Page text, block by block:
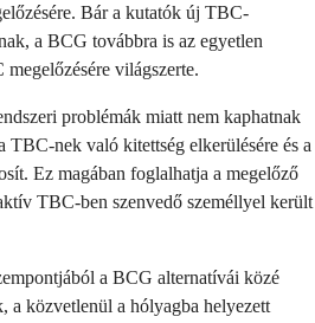
Bár a kutatók új TBC-
a BCG továbbra is az egyetlen
világszerte.
problémák miatt nem kaphatnak
TBC-nek való kitettség elkerülésére és a
Ez magában foglalhatja a megelőző
TBC-ben szenvedő személlyel került
a BCG alternatívái közé
a közvetlenül a hólyagba helyezett